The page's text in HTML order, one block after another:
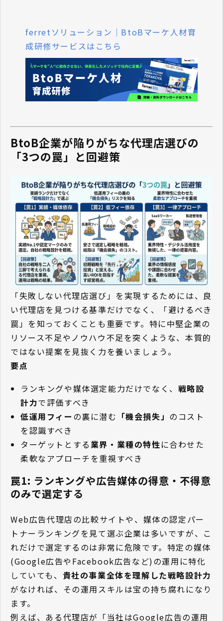
ferretソリューション｜BtoBマーケ人材育
成研修サービスはこちら
BtoB企業が陥りがちな代理店選びの
「3つの罠」と回避策
「失敗しない代理店選び」を実現するためには、良
い代理店を見つける基準だけでなく、「避けるべき
罠」を知っておくことも重要です。特に中堅企業の
リソース不足やノウハウ不足を突くような、本質的
ではない提案を見抜く力を養いましょう。
要点
ランキングや媒体選定能力だけでなく、 戦略設
計力で評価すべき
低運用フィー の裏に潜む 「機会損失」 のコスト
を認識すべき
ターゲットとする 業界・業種の特性に合わせた
柔軟なアプローチを重視すべき
罠1: ランキングや広告媒体の得意・不得意
のみで選定する
Web広告代理店の比較サイトや、媒体の認定パー
トナーランキングを見て選ぶ企業は多いですが、こ
れだけで選定するのは非常に危険です。特定の媒体
(Google広告やFacebook広告など)の運用に特化
していても、 貴社の事業全体を理解した戦略設計力
がなければ、その運用スキルは宝の持ち腐れになり
ます。
例えば、ある代理店が「当社はGoogle広告の運用